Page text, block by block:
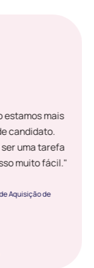
estamos mais
candidato.
uma tarefa
muito fácil."
Aquisição de